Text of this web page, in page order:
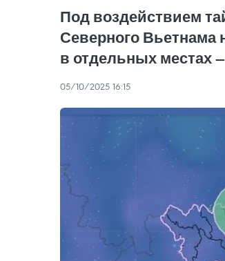
Под воздействием
Северного Вьетнама
в отдельных местах
05/10/2025 16:15